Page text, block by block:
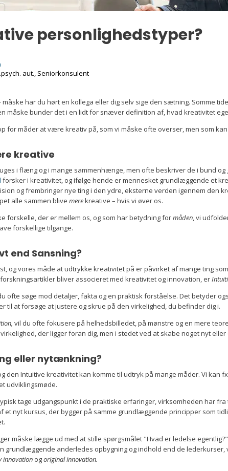
personlighedstyper?
aut., Seniorkonsulent
måske har du hørt en kollega eller dig selv sige den sætning. Somme
måske bunder det i en lidt for snæver definition af, hvad kreativitet
for måder at være kreativ på, som vi måske ofte overser, men som
kreative
i flæng og i mange sammenhænge, men ofte beskriver de i bund
forsker i kreativitet, og ifølge hende er mennesket grundlæggende et
og frembringer nye ting i den ydre, eksterne verden igennem den
alle sammen blive merekreative – hvis vi øver os.
forskelle, der er mellem os, og som har betydning formåden, vi
forskellige tilgange.
end Sansning?
og vores måde at udtrykke kreativitet på er påvirket af mange ting
bliver associeret med kreativitet og innovation, er
ofte søge mod detaljer, fakta og en praktisk forståelse. Det betyder
til at forsøge at justere og skrue på den virkelighed, du befinder dig i.
vil du ofte fokusere på helhedsbilledet, på mønstre og en mere
der ligger foran dig, men i stedet ved at skabe noget nyt
eller nytænkning?
den Intuitive kreativitet kan komme til udtryk på mange måder. Vi kan
udviklingsmøde.
tage udgangspunkt i de praktiske erfaringer, virksomheden har
et nyt kursus, der bygger på samme grundlæggende principper som
måske lægge ud med at stille spørgsmålet "Hvad er ledelse
grundlæggende anderledes opbygning og indhold end de
innovation ogoriginal innovation.